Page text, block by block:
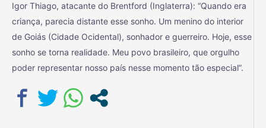
Igor Thiago, atacante do Brentford (Inglaterra): “Quando era
criança, parecia distante esse sonho. Um menino do interior
de Goiás (Cidade Ocidental), sonhador e guerreiro. Hoje, esse
sonho se torna realidade. Meu povo brasileiro, que orgulho
poder representar nosso país nesse momento tão especial”.